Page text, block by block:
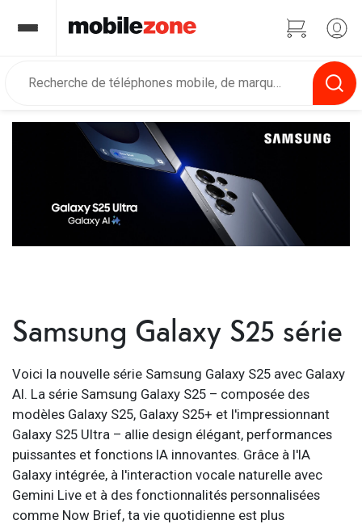
Samsung Galaxy S25 série
Voici la nouvelle série Samsung Galaxy S25 avec Galaxy
AI. La série Samsung Galaxy S25 – composée des
modèles Galaxy S25, Galaxy S25+ et l'impressionnant
Galaxy S25 Ultra – allie design élégant, performances
puissantes et fonctions IA innovantes. Grâce à l'IA
Galaxy intégrée, à l'interaction vocale naturelle avec
Gemini Live et à des fonctionnalités personnalisées
comme Now Brief, ta vie quotidienne est plus